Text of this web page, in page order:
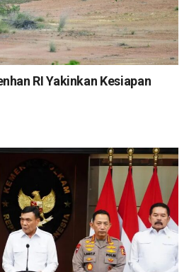
RI Yakinkan Kesiapan